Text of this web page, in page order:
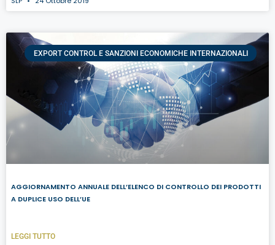
EXPORT CONTROL E SANZIONI ECONOMICHE INTERNAZIONALI
AGGIORNAMENTO ANNUALE DELL’ELENCO DI CONTROLLO DEI PRODOTTI
A DUPLICE USO DELL’UE
LEGGI TUTTO